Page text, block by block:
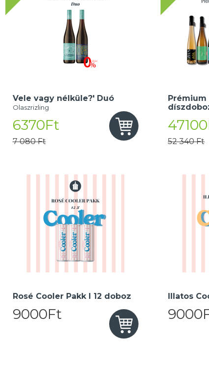
Vele vagy nélküle?' Duó
Olaszrizling
6370Ft
7 080 Ft
Prémium
52 340 Ft
Rosé Cooler Pakk I 12 doboz
9000Ft
Illatos